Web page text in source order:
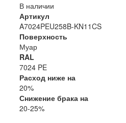
В наличии
Артикул
A7024PEU258B-KN11CS
Поверхность
Муар
RAL
7024 PE
Расход ниже на
20%
Снижение брака на
20-25%